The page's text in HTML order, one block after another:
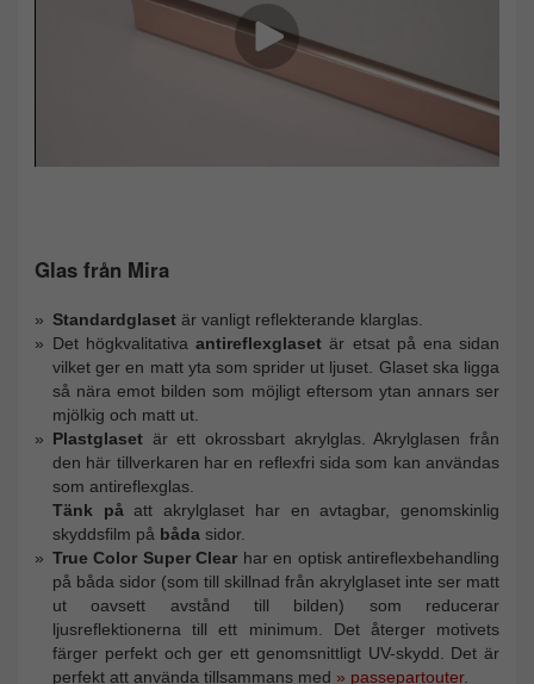
Glas från Mira
Standardglaset är vanligt reflekterande klarglas.
Det högkvalitativaantireflexglaset är etsat på ena sidan
vilket ger en matt yta som sprider ut ljuset. Glaset ska ligga
så nära emot bilden som möjligt eftersom ytan annars ser
mjölkig och matt ut.
Plastglaset är ett okrossbart akrylglas. Akrylglasen från
den här tillverkaren har en reflexfri sida som kan användas
som antireflexglas.
Tänk påatt akrylglaset har en avtagbar, genomskinlig
skyddsfilm på båda sidor.
True Color Super Clear har en optisk antireflexbehandling
på båda sidor (som till skillnad från akrylglaset inte ser matt
ut oavsett avstånd till bilden) som reducerar
ljusreflektionerna till ett minimum. Det återger motivets
färger perfekt och ger ett genomsnittligt UV-skydd. Det är
perfekt att använda tillsammans med » passepartouter.